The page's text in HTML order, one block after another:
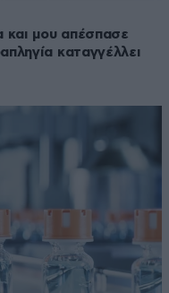
μου απέσπασε
καταγγέλλει